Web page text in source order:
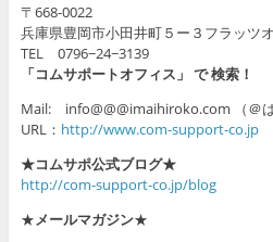
〒668-0022
兵庫県豊岡市小田井町５ー３フラッツ
TEL 0796−24−3139
「コムサポートオフィス」 で 検索！
Mail: info@@@imaihiroko.com （＠は
URL： http://www.com-support-co.jp
★コムサポ公式ブログ★
http://com-support-co.jp/blog
★メールマガジン★